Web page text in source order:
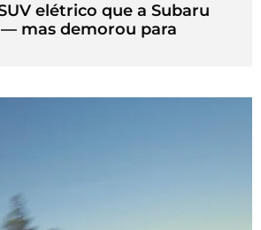
elétrico que a Subaru
mas demorou para